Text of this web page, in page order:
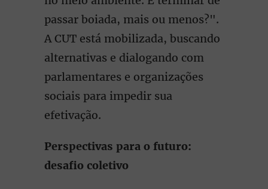
passar boiada, mais ou menos?".
A CUT está mobilizada, buscando
alternativas e dialogando com
parlamentares e organizações
sociais para impedir sua
efetivação.
Perspectivas para o futuro:
desafio coletivo